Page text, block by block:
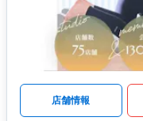
店舗情報